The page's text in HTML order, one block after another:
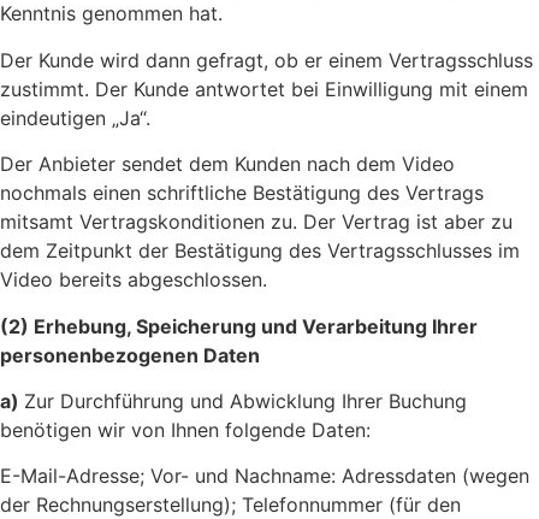
Kenntnis genommen hat.
Der Kunde wird dann gefragt, ob er einem Vertragsschluss
zustimmt. Der Kunde antwortet bei Einwilligung mit einem
eindeutigen „Ja“.
Der Anbieter sendet dem Kunden nach dem Video
nochmals einen schriftliche Bestätigung des Vertrags
mitsamt Vertragskonditionen zu. Der Vertrag ist aber zu
dem Zeitpunkt der Bestätigung des Vertragsschlusses im
Video bereits abgeschlossen.
(2) Erhebung, Speicherung und Verarbeitung Ihrer
personenbezogenen Daten
a) Zur Durchführung und Abwicklung Ihrer Buchung
benötigen wir von Ihnen folgende Daten:
E-Mail-Adresse; Vor- und Nachname: Adressdaten (wegen
der Rechnungserstellung); Telefonnummer (für den